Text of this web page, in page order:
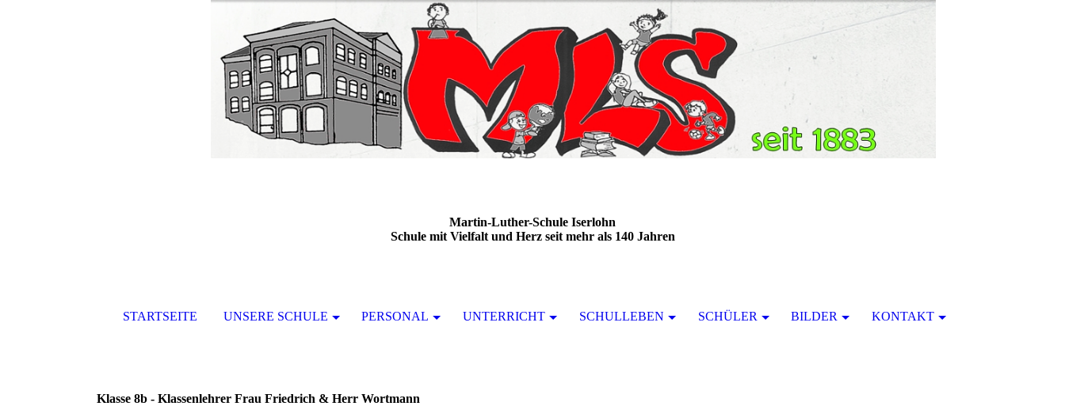
Martin-Luther-Schule Iserlohn
Schule mit Vielfalt und Herz seit mehr als 140 Jahren
STARTSEITE UNSERE SCHULE PERSONAL UNTERRICHT SCHULLEBEN SCHÜLER BILDER KONTAKT
Klasse 8b - Klassenlehrer Frau Friedrich & Herr Wortmann